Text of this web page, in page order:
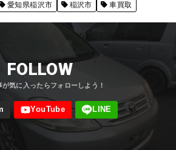
愛知県稲沢市 稲沢市 車買取
FOLLOW